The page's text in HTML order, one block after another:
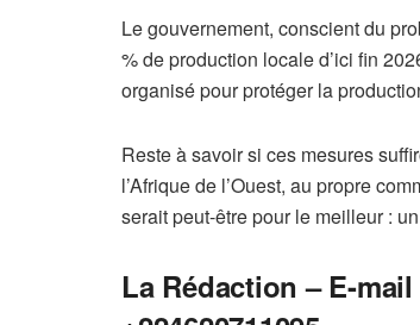
Le gouvernement, conscient du
% de production locale d’ici fin
organisé pour protéger la
Reste à savoir si ces mesures
l’Afrique de l’Ouest, au propre
serait peut-être pour le meilleur :
La Rédaction – E-mail